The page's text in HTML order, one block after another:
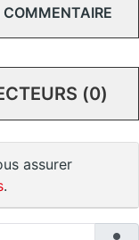
COMMENTAIRE
(0)
assurer
.